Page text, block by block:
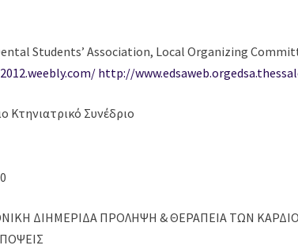
Students’ Association, Local Organizing
http://www.edsaweb.org
Κτηνιατρικό Συνέδριο
ΔΙΗΜΕΡΙΔΑ ΠΡΟΛΗΨΗ & ΘΕΡΑΠΕΙΑ ΤΩΝ